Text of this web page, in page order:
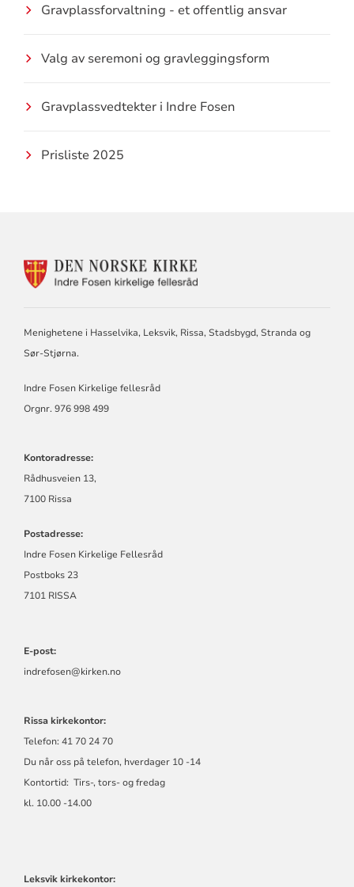
Gravplassforvaltning - et offentlig ansvar
Valg av seremoni og gravleggingsform
Gravplassvedtekter i Indre Fosen
Prisliste 2025
KONTAKTINFORMASJON
FOR
KIRKELIGE
FELLESRÅD
Menighetene i Hasselvika, Leksvik, Rissa, Stadsbygd, Stranda og
Sør-Stjørna.
Indre Fosen Kirkelige fellesråd
Orgnr. 976 998 499
Kontoradresse:
Rådhusveien 13,
7100 Rissa
Postadresse:
Indre Fosen Kirkelige Fellesråd
Postboks 23
7101 RISSA
E-post:
indrefosen@kirken.no
Rissa kirkekontor:
Telefon: 41 70 24 70
Du når oss på telefon, hverdager 10 -14
Kontortid: Tirs-, tors- og fredag
kl. 10.00 -14.00
Leksvik kirkekontor: